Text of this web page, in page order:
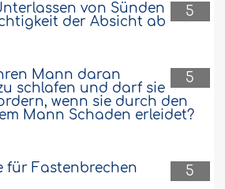
5
von Sünden
der Absicht ab
5
Mann daran
schlafen und darf sie
wenn sie durch den
Mann Schaden erleidet?
5
für Fastenbrechen